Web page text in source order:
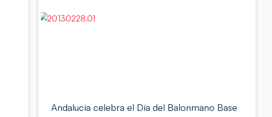
Andalucía celebra el Día del Balonmano Base